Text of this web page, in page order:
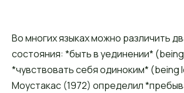
Во многих языках можно различить
состояния: *быть в уединении*
*чувствовать себя одиноким* (being
Моустакас (1972) определил